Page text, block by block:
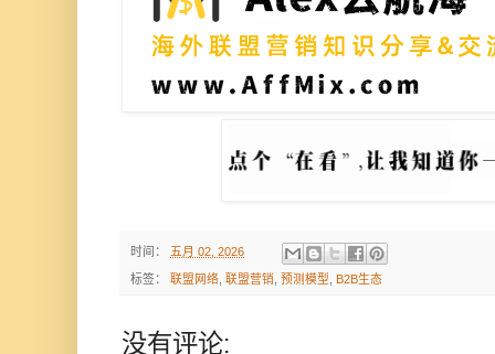
时间： 五月 02, 2026
标签： 联盟网络 联盟营销 预测模型 B2B生态
没有评论: